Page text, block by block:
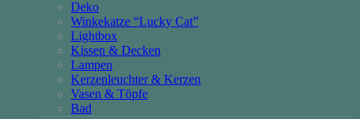
Deko
Winkekatze “Lucky Cat”
Lightbox
Kissen & Decken
Lampen
Kerzenleuchter & Kerzen
Vasen & Töpfe
Bad